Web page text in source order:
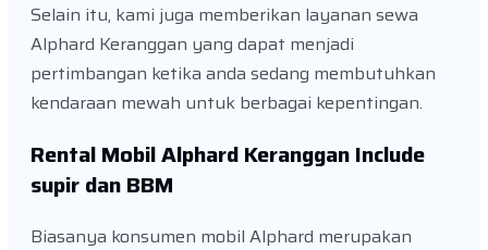
Selain itu, kami juga memberikan layanan sewa
Alphard Keranggan yang dapat menjadi
pertimbangan ketika anda sedang membutuhkan
kendaraan mewah untuk berbagai kepentingan.
Rental Mobil Alphard Keranggan Include
supir dan BBM
Biasanya konsumen mobil Alphard merupakan